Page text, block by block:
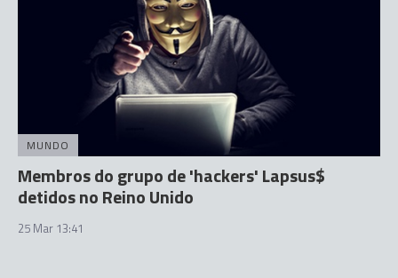
MUNDO
Membros do grupo de 'hackers' Lapsus$
detidos no Reino Unido
25 Mar 13:41